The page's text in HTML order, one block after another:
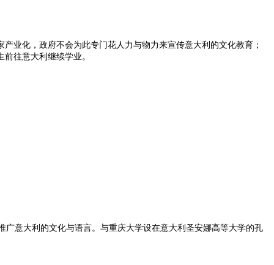
化，政府不会为此专门花人力与物力来宣传意大利的文化教育；
往意大利继续学业。
意大利的文化与语言。与重庆大学设在意大利圣安娜高等大学的孔